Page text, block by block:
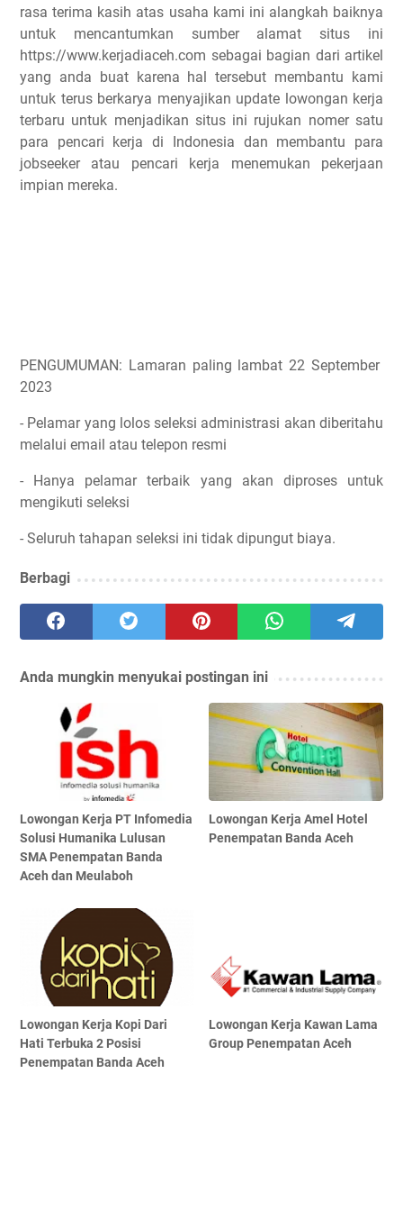
rasa terima kasih atas usaha kami ini alangkah baiknya
untuk mencantumkan sumber alamat situs ini
https://www.kerjadiaceh.com sebagai bagian dari artikel
yang anda buat karena hal tersebut membantu kami
untuk terus berkarya menyajikan update lowongan kerja
terbaru untuk menjadikan situs ini rujukan nomer satu
para pencari kerja di Indonesia dan membantu para
jobseeker atau pencari kerja menemukan pekerjaan
impian mereka.
PENGUMUMAN: Lamaran paling lambat 22 September
2023
- Pelamar yang lolos seleksi administrasi akan diberitahu
melalui email atau telepon resmi
- Hanya pelamar terbaik yang akan diproses untuk
mengikuti seleksi
- Seluruh tahapan seleksi ini tidak dipungut biaya.
Berbagi
Anda mungkin menyukai postingan ini
Lowongan Kerja PT Infomedia
Solusi Humanika Lulusan
SMA Penempatan Banda
Aceh dan Meulaboh
Lowongan Kerja Amel Hotel
Penempatan Banda Aceh
Lowongan Kerja Kopi Dari
Hati Terbuka 2 Posisi
Penempatan Banda Aceh
Lowongan Kerja Kawan Lama
Group Penempatan Aceh